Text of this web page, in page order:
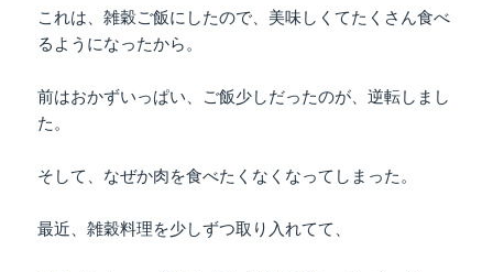
これは、雑穀ご飯にしたので、美味しくてたくさん食べ
るようになったから。
前はおかずいっぱい、ご飯少しだったのが、逆転しまし
た。
そして、なぜか肉を食べたくなくなってしまった。
最近、雑穀料理を少しずつ取り入れてて、